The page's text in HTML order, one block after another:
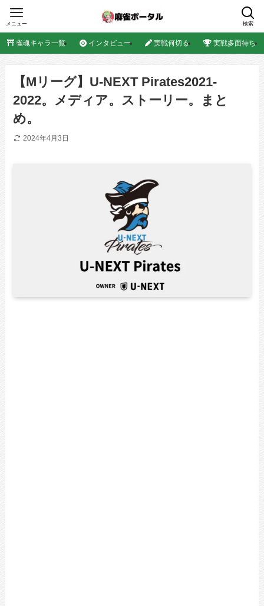
検索
メニュー
雀魂キャラ一覧 インタビュー 実戦何切る 実戦多面待ち
【Mリーグ】U-NEXT Pirates2021-
2022。メディア。ストーリー。まと
め。
2024年4月3日